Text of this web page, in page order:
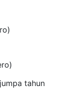
tahun